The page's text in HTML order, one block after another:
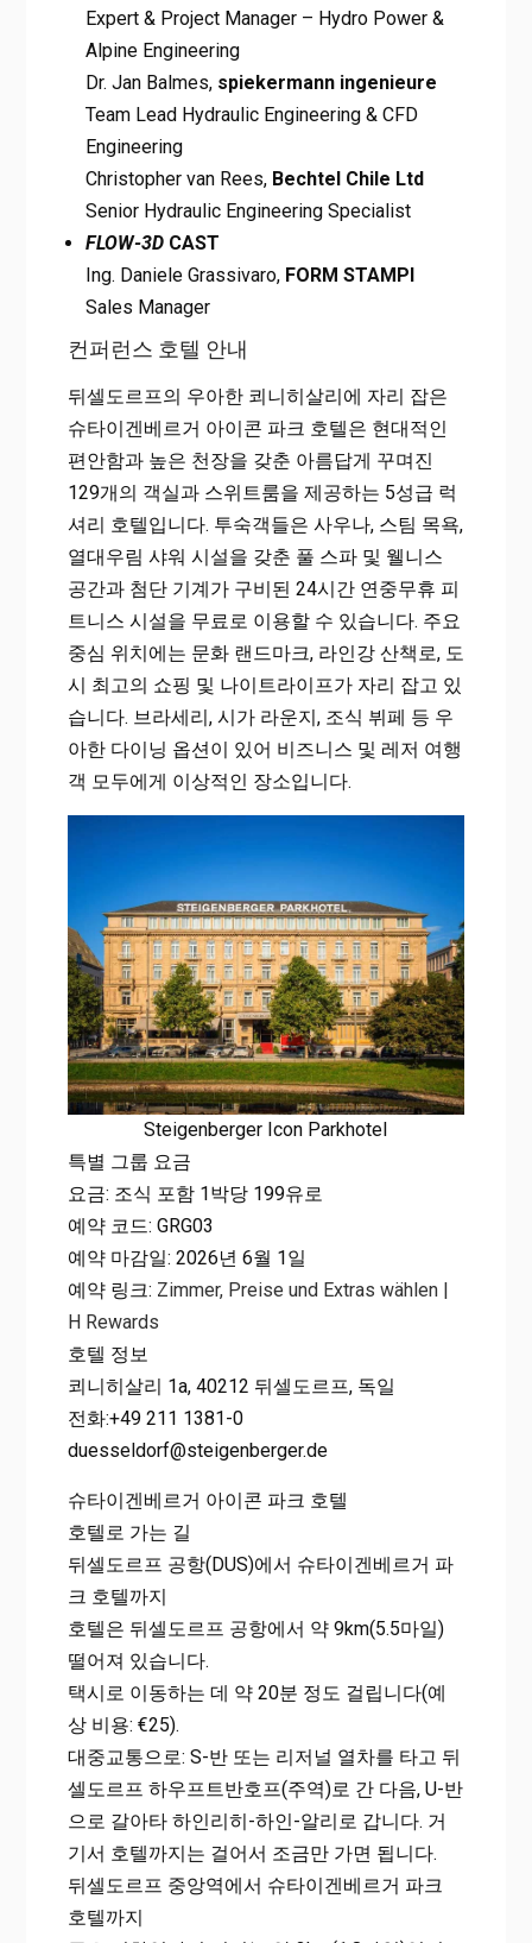
Expert & Project Manager – Hydro Power &
Alpine Engineering
Dr. Jan Balmes, spiekermann ingenieure
Team Lead Hydraulic Engineering & CFD
Engineering
Christopher van Rees, Bechtel Chile Ltd
Senior Hydraulic Engineering Specialist
FLOW-3DCAST
Ing. Daniele Grassivaro, FORM STAMPI
Sales Manager
컨퍼런스 호텔 안내
뒤셀도르프의 우아한 쾨니히살리에 자리 잡은
슈타이겐베르거 아이콘 파크 호텔은 현대적인
편안함과 높은 천장을 갖춘 아름답게 꾸며진
129개의 객실과 스위트룸을 제공하는 5성급 럭
셔리 호텔입니다. 투숙객들은 사우나, 스팀 목욕,
열대우림 샤워 시설을 갖춘 풀 스파 및 웰니스
공간과 첨단 기계가 구비된 24시간 연중무휴 피
트니스 시설을 무료로 이용할 수 있습니다. 주요
중심 위치에는 문화 랜드마크, 라인강 산책로, 도
시 최고의 쇼핑 및 나이트라이프가 자리 잡고 있
습니다. 브라세리, 시가 라운지, 조식 뷔페 등 우
아한 다이닝 옵션이 있어 비즈니스 및 레저 여행
객 모두에게 이상적인 장소입니다.
Steigenberger Icon Parkhotel
특별 그룹 요금
요금: 조식 포함 1박당 199유로
예약 코드: GRG03
예약 마감일: 2026년 6월 1일
예약 링크: Zimmer, Preise und Extras wählen |
H Rewards
호텔 정보
쾨니히살리 1a, 40212 뒤셀도르프, 독일
전화:+49 211 1381-0
duesseldorf@steigenberger.de
슈타이겐베르거 아이콘 파크 호텔
호텔로 가는 길
뒤셀도르프 공항(DUS)에서 슈타이겐베르거 파
크 호텔까지
호텔은 뒤셀도르프 공항에서 약 9km(5.5마일)
떨어져 있습니다.
택시로 이동하는 데 약 20분 정도 걸립니다(예
상 비용: €25).
대중교통으로: S-반 또는 리저널 열차를 타고 뒤
셀도르프 하우프트반호프(주역)로 간 다음, U-반
으로 갈아타 하인리히-하인-알리로 갑니다. 거
기서 호텔까지는 걸어서 조금만 가면 됩니다.
뒤셀도르프 중앙역에서 슈타이겐베르거 파크
호텔까지